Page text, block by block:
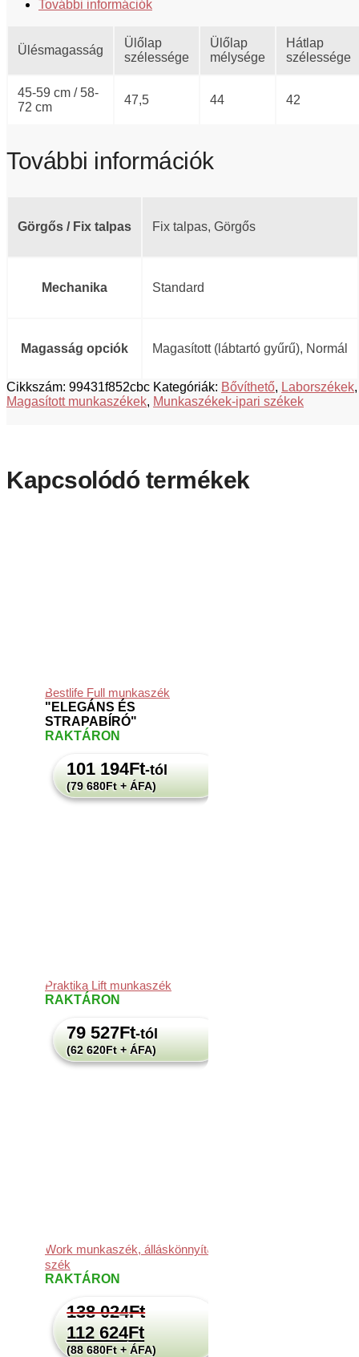
További információk
Ülésmagasság
Ülőlap
szélessége
Ülőlap
mélysége
Hátlap
szélessége
45-59 cm / 58-
72 cm
47,5 44 42
További információk
Görgős / Fix talpas Fix talpas, Görgős
Mechanika Standard
Magasság opciók Magasított (lábtartó gyűrű), Normál
Cikkszám: 99431f852cbc Kategóriák: Bővíthető, Laborszékek,
Magasított munkaszékek, Munkaszékek-ipari székek
Kapcsolódó termékek
Bestlife Full munkaszék
"ELEGÁNS ÉS
STRAPABÍRÓ"
RAKTÁRON
101 194Ft-tól
(79 680Ft + ÁFA)
Praktika Lift munkaszék
RAKTÁRON
79 527Ft-tól
(62 620Ft + ÁFA)
Work munkaszék, álláskönnyítő
szék
RAKTÁRON
138 024Ft
112 624Ft
(88 680Ft + ÁFA)